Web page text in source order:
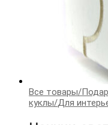
Все товары/
куклы/Для